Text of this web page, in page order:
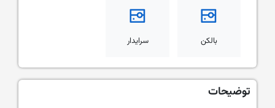
بالکن سرایدار
توضیحات